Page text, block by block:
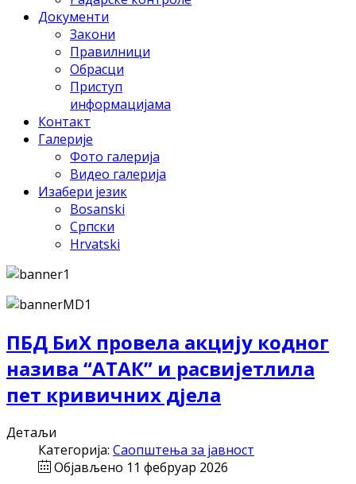
Документи
Закони
Правилници
Обрасци
Приступ
информацијама
Контакт
Галерије
Фото галерија
Видео галерија
Изабери језик
Bosanski
Српски
Hrvatski
ПБД БиХ провела акцију кодног
назива “АТАК” и расвијетлила
пет кривичних дјела
Детаљи
Категорија: Саопштења за јавност
Објављено 11 фебруар 2026